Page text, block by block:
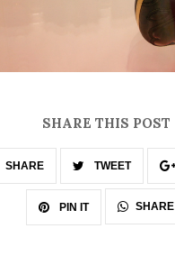
SHARE THIS POST
SHARE TWEET
PIN IT SHARE